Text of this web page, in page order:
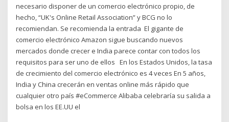
necesario disponer de un comercio electrónico propio, de
hecho, “UK's Online Retail Association” y BCG no lo
recomiendan. Se recomienda la entrada El gigante de
comercio electrónico Amazon sigue buscando nuevos
mercados donde crecer e India parece contar con todos los
requisitos para ser uno de ellos En los Estados Unidos, la tasa
de crecimiento del comercio electrónico es 4 veces En 5 años,
India y China crecerán en ventas online más rápido que
cualquier otro país #eCommerce Alibaba celebraría su salida a
bolsa en los EE.UU el